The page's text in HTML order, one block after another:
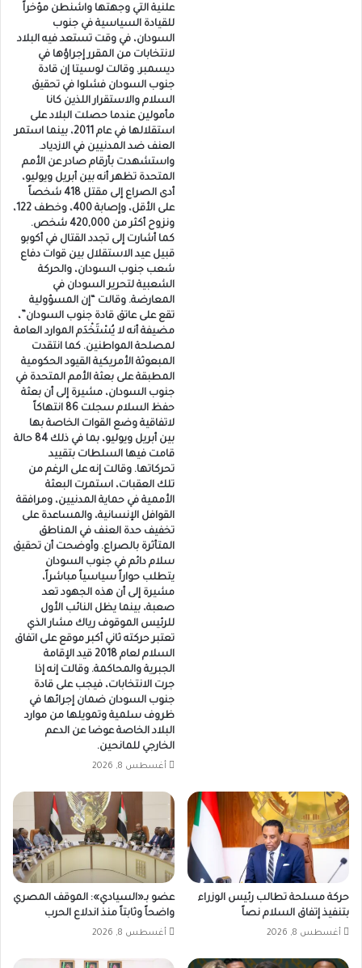
علنية التي وجهتها واشنطن مؤخراً
للقيادة السياسية في جنوب
السودان، في وقت تستعد فيه البلاد
لانتخابات من المقرر إجراؤها في
ديسمبر. وقالت لوسيتا إن قادة
جنوب السودان فشلوا في تحقيق
السلام والاستقرار اللذين كانا
مأمولين عندما حصلت البلاد على
استقلالها في عام 2011، بينما استمر
العنف ضد المدنيين في الازدياد.
واستشهدت بأرقام صادر عن الأمم
المتحدة تظهر أنه بين أبريل ويوليو،
أدى الصراع إلى مقتل 418 شخصاً
على الأقل، وإصابة 400، وخطف 122،
ونزوح أكثر من 420,000 شخص.
كما أشارت إلى تجدد القتال في أكوبو
قبيل عيد الاستقلال بين قوات دفاع
شعب جنوب السودان، والحركة
الشعبية لتحرير السودان في
المعارضة. وقالت “إن المسؤولية
تقع على عاتق قادة جنوب السودان”،
مضيفة أنه لا يُسْتَخْدَم الموارد العامة
لمصلحة المواطنين. كما انتقدت
المبعوثة الأمريكية القيود الحكومية
المطبقة على بعثة الأمم المتحدة في
جنوب السودان، مشيرة إلى أن بعثة
حفظ السلام سجلت 86 انتهاكاً
لاتفاقية وضع القوات الخاصة بها
بين أبريل ويوليو، بما في ذلك 84 حالة
قامت فيها السلطات بتقييد
تحركاتها. وقالت إنه على الرغم من
تلك العقبات، استمرت البعثة
الأممية في حماية المدنيين، ومرافقة
القوافل الإنسانية، والمساعدة على
تخفيف حدة العنف في المناطق
المتأثرة بالصراع. وأوضحت أن تحقيق
سلام دائم في جنوب السودان
يتطلب حواراً سياسياً مباشراً،
مشيرة إلى أن هذه الجهود تعد
صعبة، بينما يظل النائب الأول
للرئيس الموقوف رياك مشار الذي
تعتبر حركته ثاني أكبر موقع على اتفاق
السلام لعام 2018 قيد الإقامة
الجبرية والمحاكمة. وقالت إنه إذا
جرت الانتخابات، فيجب على قادة
جنوب السودان ضمان إجرائها في
ظروف سلمية وتمويلها من موارد
البلاد الخاصة عوضا عن الدعم
الخارجي للمانحين.
أغسطس 8, 2026
حركة مسلحة تطالب رئيس الوزراء
بتنفيذ إتفاق السلام نصاً
أغسطس 8, 2026
عضو بـ«السيادي»: الموقف المصري
واضحاً وثابتاً منذ اندلاع الحرب
أغسطس 8, 2026